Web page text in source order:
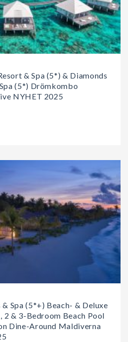
& Spa (5*) & Diamonds
(5*) Drömkombo
NYHET 2025
Spa (5*+) Beach- & Deluxe
2 & 3-Bedroom Beach Pool
Dine-Around Maldiverna